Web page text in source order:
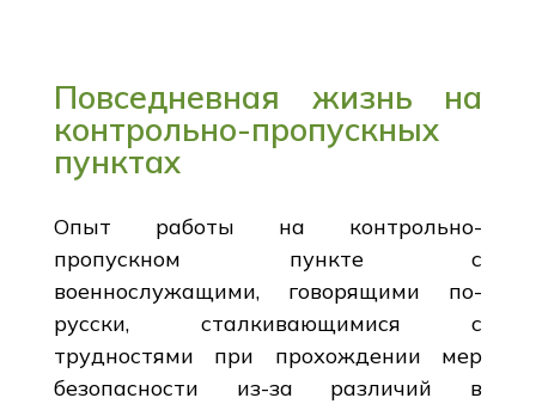
Повседневная жизнь на
контрольно-пропускных
пунктах
Опыт работы на контрольно-
пропускном пункте с
военнослужащими, говорящими по-
русски, сталкивающимися с
трудностями при прохождении мер
безопасности из-за различий в